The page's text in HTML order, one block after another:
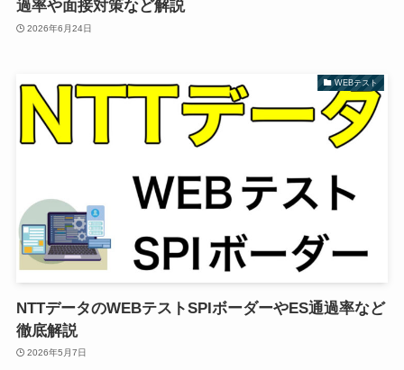
過率や面接対策など解説
2026年6月24日
WEBテスト
NTTデータのWEBテストSPIボーダーやES通過率など
徹底解説
2026年5月7日